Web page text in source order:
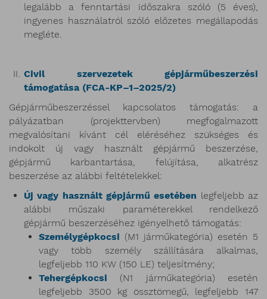
legalább a fenntartási időszakra szóló (5 éves),
ingyenes használatról szóló előzetes megállapodás
megléte.
Civil szervezetek gépjárműbeszerzési
támogatása (FCA-KP–1–2025/2)
Gépjárműbeszerzéssel kapcsolatos támogatás: a
pályázatban (projekttervben) megfogalmazott
megvalósítani kívánt cél eléréséhez szükséges és
indokolt új vagy használt gépjármű beszerzése,
gépjármű karbantartása, felújítása, alkatrész
beszerzése az alábbi feltételekkel:
Új vagy használt gépjármű esetében legfeljebb az
alábbi műszaki paraméterekkel rendelkező
gépjármű beszerzéséhez igényelhető támogatás:
Személygépkocsi (M1 járműkategória) esetén 5
vagy több személy szállítására alkalmas,
legfeljebb 110 KW (150 LE) teljesítmény;
Tehergépkocsi (N1 járműkategória) esetén
legfeljebb 3500 kg össztömegű, legfeljebb 147